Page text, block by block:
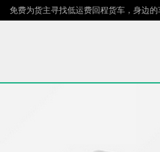
免费为货主寻找低运费回程货车，身边的车